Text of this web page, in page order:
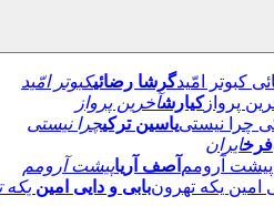
گرشا رضائیکبوتر امّید
کیارشآخرین پرواز
یاسین ترکیچرا نیستی
فرخایران
آصف آریاپیشت آرومم
بابی و دایی امین یکه